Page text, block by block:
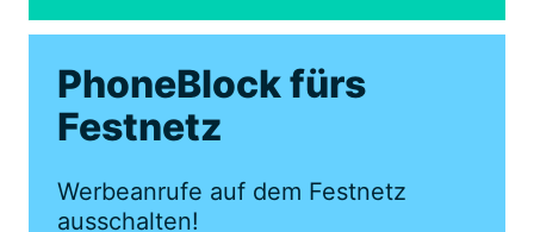
PhoneBlock fürs
Festnetz
Werbeanrufe auf dem Festnetz
ausschalten!